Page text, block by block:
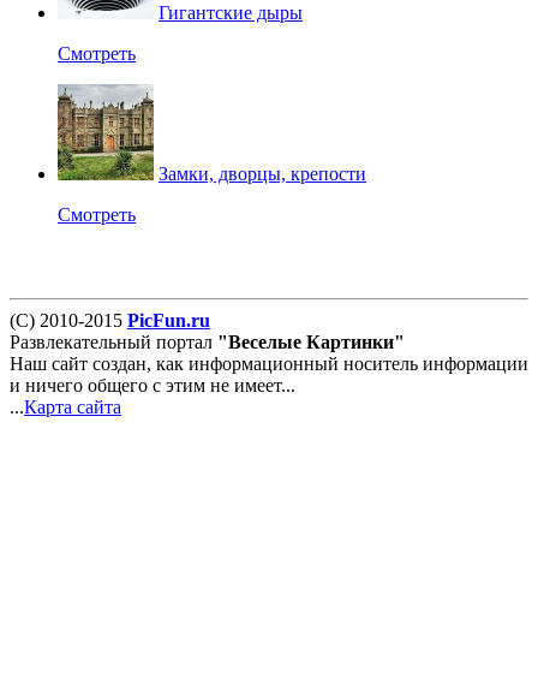
Гигантские дыры
Смотреть
Замки, дворцы, крепости
Смотреть
(С) 2010-2015 PicFun.ru
Развлекательный портал "Веселые Картинки"
Наш сайт создан, как информационный носитель информации
и ничего общего с этим не имеет...
...Карта сайта